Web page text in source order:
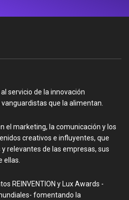
servicio de la innovación
que la alimentan.
el marketing, la comunicación y los
creativos e influyentes, que
relevantes de las empresas, sus
ellas.
REINVENTION y Lux Awards -
fomentando la